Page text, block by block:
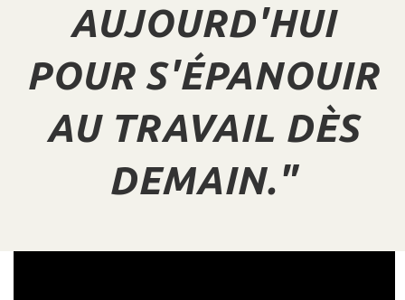
AUJOURD'HUI
POUR S'ÉPANOUIR
AU TRAVAIL DÈS
DEMAIN."